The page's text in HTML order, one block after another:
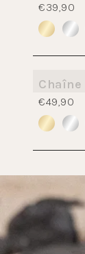
€39,90
€49,90